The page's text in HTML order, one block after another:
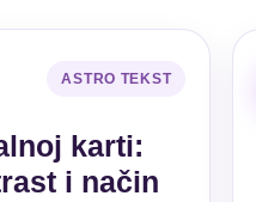
ASTRO TEKST
karti:
i način